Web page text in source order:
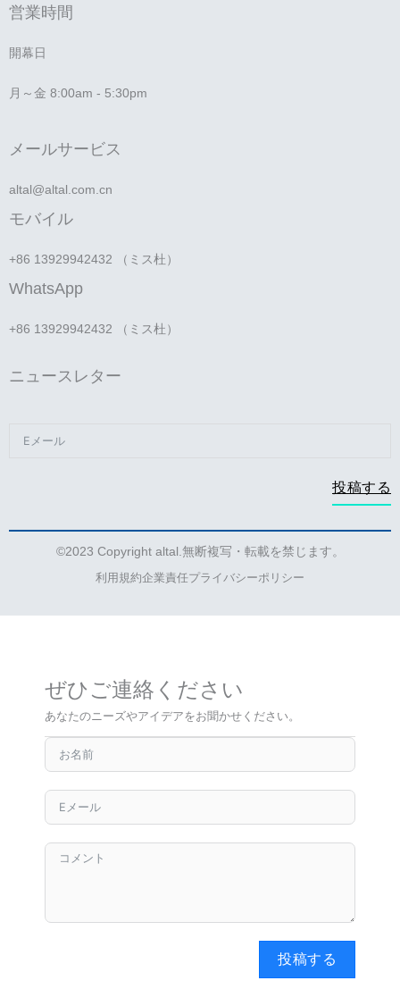
営業時間
開幕日
月～金 8:00am - 5:30pm
メールサービス
altal@altal.com.cn
モバイル
+86 13929942432 （ミス杜）
WhatsApp
+86 13929942432 （ミス杜）
ニュースレター
投稿する
©2023 Copyright altal.無断複写・転載を禁じます。
利用規約企業責任プライバシーポリシー
ぜひご連絡ください
あなたのニーズやアイデアをお聞かせください。
投稿する